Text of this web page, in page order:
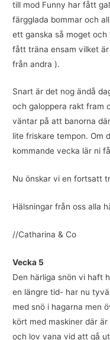
till mod Funny har fått
färgglada bommar och
ett ganska så moget
fått träna ensam vilket
från andra ).
Snart är det nog ändå
och galoppera rakt fram
väntar på att banorna
lite friskare tempon. Om
kommande vecka lär ni
Nu önskar vi en fortsatt
Hälsningar från oss alla
​​​​​​​//Catharina & Co
Vecka 5
Den härliga snön vi haft
en längre tid- har nu
med snö i hagarna men
kört med maskiner där
och lov vana vid att gå